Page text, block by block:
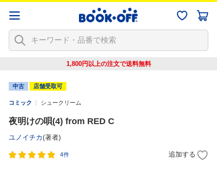
1,800円以上の注文で送料無料
中古 店舗受取可
コミック シュークリーム
夜明けの唄(4) from RED C
ユノイチカ(著者)
4件 追加する